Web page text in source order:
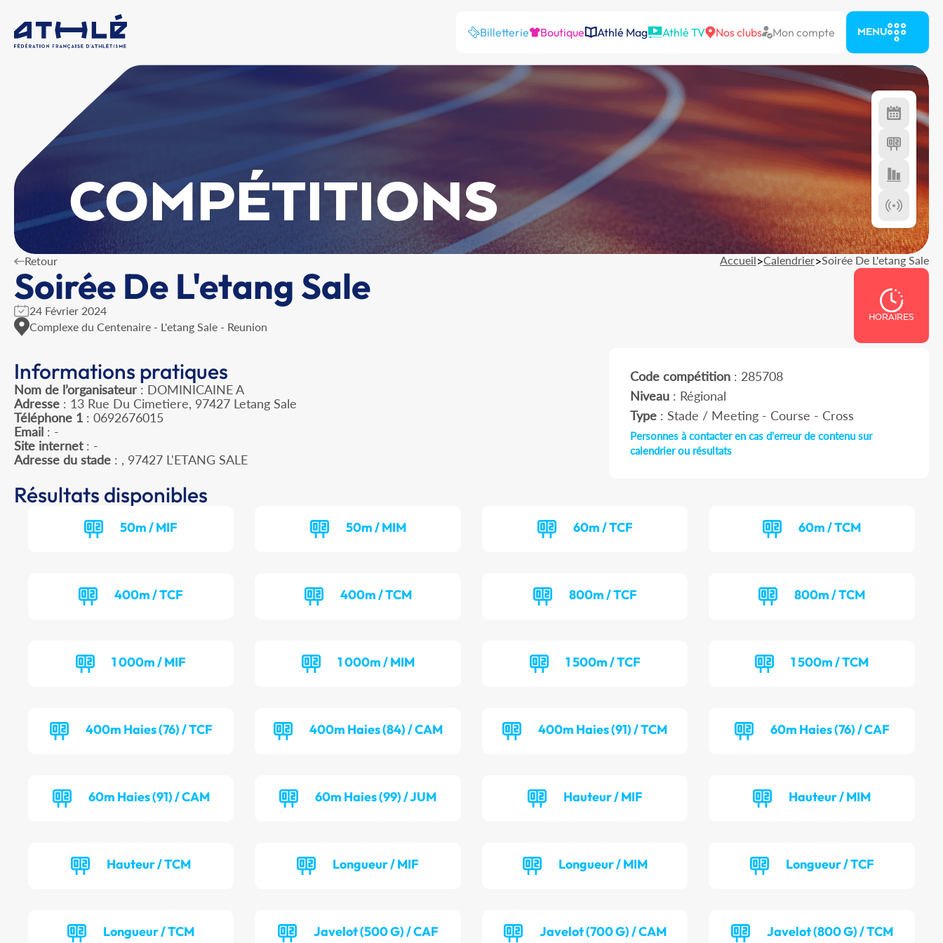
Billetterie Boutique Athlé Mag Athlé TV Nos clubs Mon compte MENU
COMPÉTITIONS
Retour Accueil>Calendrier>Soirée De L'etang Sale
Soirée De L'etang Sale
24 Février 2024
Complexe du Centenaire - L'etang Sale - Reunion
HORAIRES
Informations pratiques
Nom de l’organisateur : DOMINICAINE A
Adresse : 13 Rue Du Cimetiere, 97427 Letang Sale
Téléphone 1 : 0692676015
Email : -
Site internet: -
Adresse du stade : , 97427 L'ETANG SALE
Code compétition: 285708
Niveau: Régional
Type: Stade / Meeting - Course - Cross
Personnes à contacter en cas d'erreur de contenu sur
calendrier ou résultats
Résultats disponibles
50m / MIF 50m / MIM 60m / TCF 60m / TCM
400m / TCF 400m / TCM 800m / TCF 800m / TCM
1 000m / MIF 1 000m / MIM 1 500m / TCF 1 500m / TCM
400m Haies (76) / TCF 400m Haies (84) / CAM 400m Haies (91) / TCM 60m Haies (76) / CAF
60m Haies (91) / CAM 60m Haies (99) / JUM Hauteur / MIF Hauteur / MIM
Hauteur / TCM Longueur / MIF Longueur / MIM Longueur / TCF
Longueur / TCM Javelot (500 G) / CAF Javelot (700 G) / CAM Javelot (800 G) / TCM